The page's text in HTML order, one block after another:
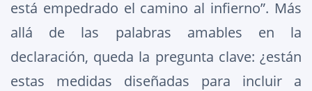
está empedrado el camino al infierno”. Más
allá de las palabras amables en la
declaración, queda la pregunta clave: ¿están
estas medidas diseñadas para incluir a